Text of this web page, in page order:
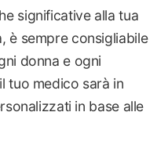
significative alla tua
è sempre consigliabile
donna e ogni
tuo medico sarà in
in base alle